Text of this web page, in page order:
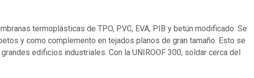
termoplásticas de TPO, PVC, EVA, PIB y betún modificado. Se
y como complemento en tejados planos de gran tamaño. Esto se
edificios industriales. Con la UNIROOF 300, soldar cerca del